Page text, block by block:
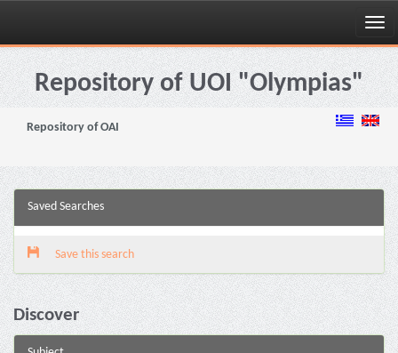
Skip
navigationRepository of UOI "Olympias"
Repository of OAI
Saved Searches
Save this search
Discover